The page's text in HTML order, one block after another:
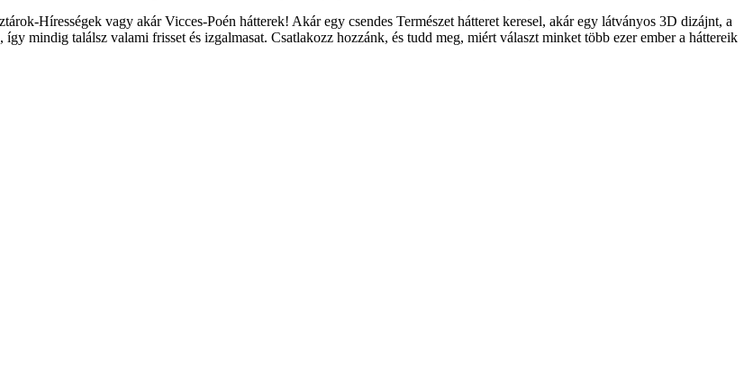
Hírességek vagy akár Vicces-Poén hátterek! Akár egy csendes Természet hátteret keresel, akár egy látványos 3D dizájnt, a
mindig találsz valami frisset és izgalmasat. Csatlakozz hozzánk, és tudd meg, miért választ minket több ezer ember a háttereik